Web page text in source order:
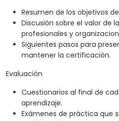
Resumen de los objetivos
Discusión sobre el valor de
profesionales y
Siguientes pasos para
mantener la certificación.
Evaluación
Cuestionarios al final de
aprendizaje.
Exámenes de práctica que